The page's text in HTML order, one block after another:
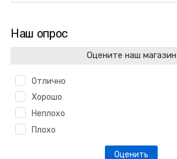
Наш опрос
Оцените наш магазин
Отлично
Хорошо
Неплохо
Плохо